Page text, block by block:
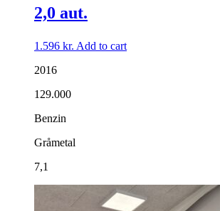
2,0 aut.
1.596 kr. Add to cart
2016
129.000
Benzin
Gråmetal
7,1